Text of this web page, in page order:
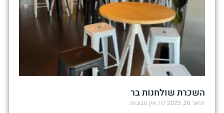
השכרת שולחנות בר
ינואר 20, 2025 אין תגובות